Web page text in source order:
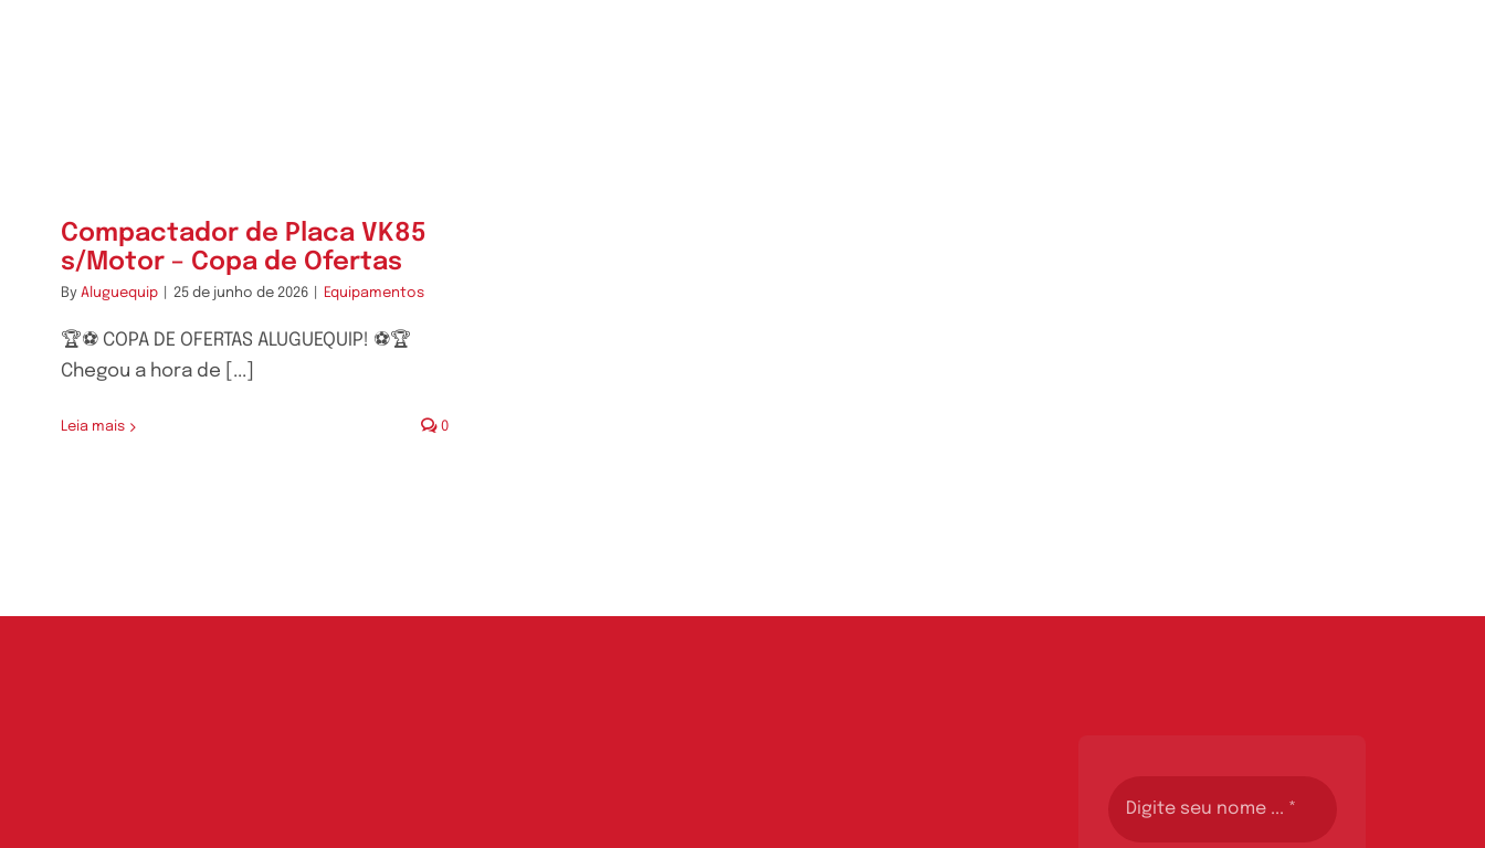
Compactador de Placa VK85
s/Motor – Copa de Ofertas
By Aluguequip 25 de junho de 2026 Equipamentos
🏆⚽ COPA DE OFERTAS ALUGUEQUIP! ⚽🏆
Chegou a hora de [...]
Leia mais 0